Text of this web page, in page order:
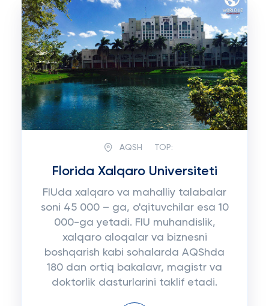
AQSH TOP:
Florida Xalqaro Universiteti
FIUda xalqaro va mahalliy talabalar
soni 45 000 – ga, o'qituvchilar esa 10
000-ga yetadi. FIU muhandislik,
xalqaro aloqalar va biznesni
boshqarish kabi sohalarda AQShda
180 dan ortiq bakalavr, magistr va
doktorlik dasturlarini taklif etadi.